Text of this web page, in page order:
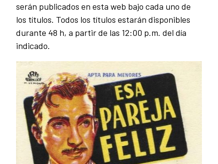
serán publicados en esta web bajo cada uno de
los títulos. Todos los títulos estarán disponibles
durante 48 h, a partir de las 12:00 p.m. del día
indicado.